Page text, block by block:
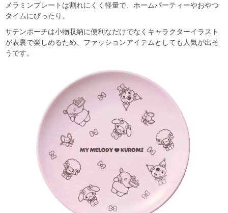
メラミンプレートは割れにくく軽量で、ホームパーティーやおやつ
タイムにぴったり。
サテンポーチは小物収納に便利なだけでなくキャラクターイラスト
が表裏で楽しめるため、ファッションアイテムとしても人気が出そ
うです。